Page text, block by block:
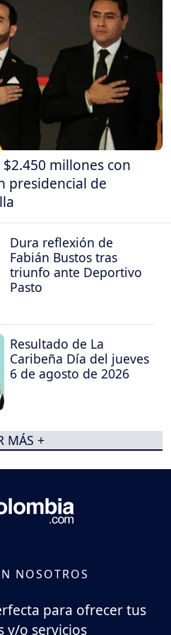
millones con
presidencial de
Dura reflexión de
Fabián Bustos tras
triunfo ante Deportivo
Pasto
Resultado de La
Caribeña Día del jueves
6 de agosto de 2026
MÁS +
NOSOTROS
para ofrecer tus
y/o servicios